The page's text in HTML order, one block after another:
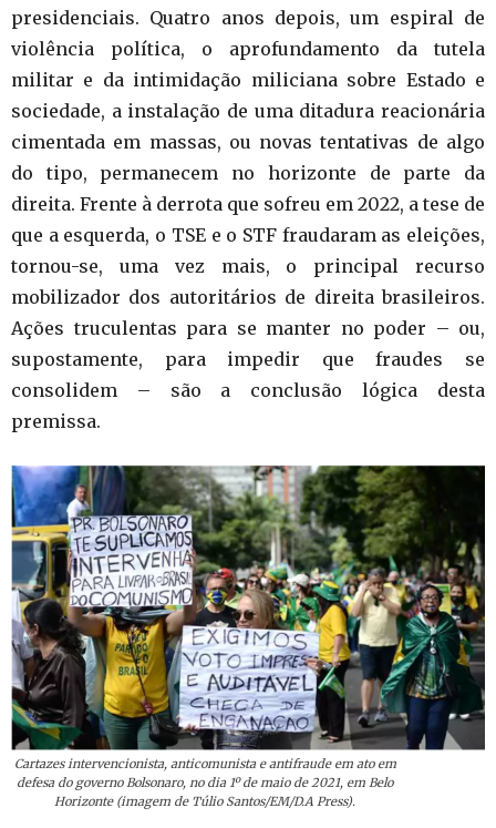
presidenciais. Quatro anos depois, um espiral de
violência política, o aprofundamento da tutela
militar e da intimidação miliciana sobre Estado e
sociedade, a instalação de uma ditadura reacionária
cimentada em massas, ou novas tentativas de algo
do tipo, permanecem no horizonte de parte da
direita. Frente à derrota que sofreu em 2022, a tese de
que a esquerda, o TSE e o STF fraudaram as eleições,
tornou-se, uma vez mais, o principal recurso
mobilizador dos autoritários de direita brasileiros.
Ações truculentas para se manter no poder – ou,
supostamente, para impedir que fraudes se
consolidem – são a conclusão lógica desta
premissa.
Cartazes intervencionista, anticomunista e antifraude em ato em
defesa do governo Bolsonaro, no dia 1º de maio de 2021, em Belo
Horizonte (imagem de Túlio Santos/EM/D.A Press).